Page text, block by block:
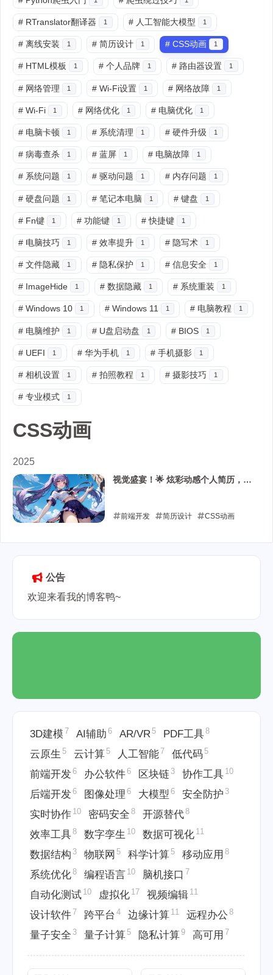
# RTranslator翻译器 1 # 人工智能大模型 1
# 离线安装 1 # 简历设计 1 # CSS动画 1
# HTML模板 1 # 个人品牌 1 # 路由器设置 1
# 网络管理 1 # Wi-Fi设置 1 # 网络故障 1
# Wi-Fi 1 # 网络优化 1 # 电脑优化 1
# 电脑卡顿 1 # 系统清理 1 # 硬件升级 1
# 病毒查杀 1 # 蓝屏 1 # 电脑故障 1
# 系统问题 1 # 驱动问题 1 # 内存问题 1
# 硬盘问题 1 # 笔记本电脑 1 # 键盘 1
# Fn键 1 # 功能键 1 # 快捷键 1
# 电脑技巧 1 # 效率提升 1 # 隐写术 1
# 文件隐藏 1 # 隐私保护 1 # 信息安全 1
# ImageHide 1 # 数据隐藏 1 # 系统重装 1
# Windows 10 1 # Windows 11 1 # 电脑教程 1
# 电脑维护 1 # U盘启动盘 1 # BIOS 1
# UEFI 1 # 华为手机 1 # 手机摄影 1
# 相机设置 1 # 拍照教程 1 # 摄影技巧 1
# 专业模式 1
CSS动画
2025
视觉盛宴！🌟 炫彩动感个人简历，让
前端开发 简历设计 CSS动画
2025-05-31
公告
欢迎来看我的博客鸭~
3D建模 7 AI辅助 6 AR/VR 5 PDF工具8
云原生 5 云计算 5 人工智能7 低代码 5
前端开发6 办公软件6 区块链 3 协作工具 10
后端开发6 图像处理 6 大模型 6 安全防护 3
实时协作 10 密码安全 8 开源替代8
效率工具8 数字孪生 10 数据可视化 11
数据结构 3 物联网 5 科学计算 5 移动应用 8
系统优化8 编程语言 10 脑机接口 7
自动化测试 10 虚拟化 17 视频编辑 11
设计软件7 跨平台 4 边缘计算 11 远程办公 8
量子安全 3 量子计算 5 隐私计算9 高可用 7